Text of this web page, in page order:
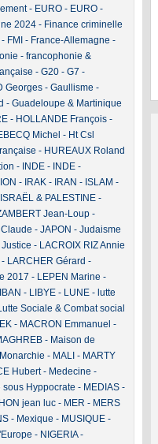
- EURO- EURO-
2024- Finance criminelle
- FMI - France-Allemagne -
- francophonie &
- G20- G7 -
Georges- Gaullisme -
- Guadeloupe & Martinique
- HOLLANDE François-
Michel - Ht Csl
- HUREAUX Roland
- INDE- INDE-
- IRAK- IRAN - ISLAM -
ISRAËL & PALESTINE-
Jean-Loup-
- JAPON - Judaisme
Justice - LACROIX RIZ Annie
LARCHER Gérard -
2017 - LEPEN Marine -
- LIBYE- LUNE- lutte
Sociale & Combat social
- MACRON Emmanuel -
- Maison de
- MALI - MARTY
Hubert- Medecine -
sous Hyppocrate - MEDIAS-
jean luc- MER - MERS
- Mexique - MUSIQUE-
- NIGERIA-